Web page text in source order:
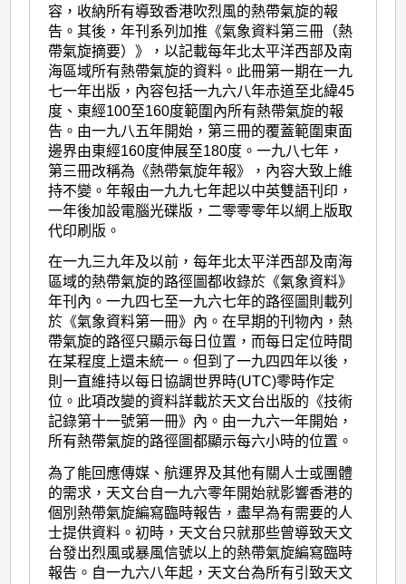
容，收納所有導致香港吹烈風的熱帶氣旋的報
告。其後，年刊系列加推《氣象資料第三冊（熱
帶氣旋摘要）》，以記載每年北太平洋西部及南
海區域所有熱帶氣旋的資料。此冊第一期在一九
七一年出版，內容包括一九六八年赤道至北緯45
度、東經100至160度範圍內所有熱帶氣旋的報
告。由一九八五年開始，第三冊的覆蓋範圍東面
邊界由東經160度伸展至180度。一九八七年，
第三冊改稱為《熱帶氣旋年報》，內容大致上維
持不變。年報由一九九七年起以中英雙語刊印，
一年後加設電腦光碟版，二零零零年以網上版取
代印刷版。
在一九三九年及以前，每年北太平洋西部及南海
區域的熱帶氣旋的路徑圖都收錄於《氣象資料》
年刊內。一九四七至一九六七年的路徑圖則載列
於《氣象資料第一冊》內。在早期的刊物內，熱
帶氣旋的路徑只顯示每日位置，而每日定位時間
在某程度上還未統一。但到了一九四四年以後，
則一直維持以每日協調世界時(UTC)零時作定
位。此項改變的資料詳載於天文台出版的《技術
記錄第十一號第一冊》內。由一九六一年開始，
所有熱帶氣旋的路徑圖都顯示每六小時的位置。
為了能回應傳媒、航運界及其他有關人士或團體
的需求，天文台自一九六零年開始就影響香港的
個別熱帶氣旋編寫臨時報告，盡早為有需要的人
士提供資料。初時，天文台只就那些曾導致天文
台發出烈風或暴風信號以上的熱帶氣旋編寫臨時
報告。自一九六八年起，天文台為所有引致天文